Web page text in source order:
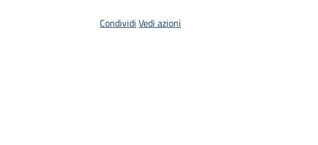
Condividi Vedi azioni